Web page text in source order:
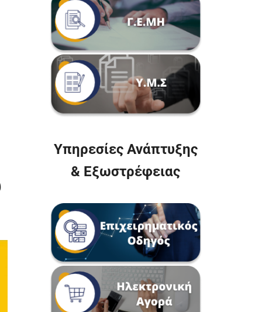
Υπηρεσίες Ανάπτυξης
& Εξωστρέφειας